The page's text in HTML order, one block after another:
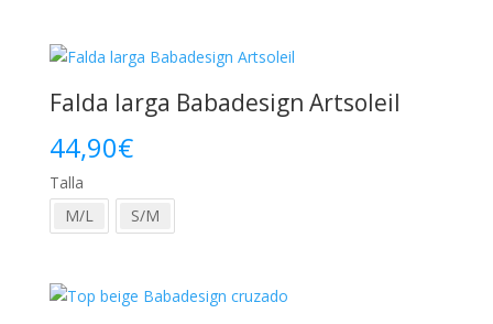
39,90€.
29,90€.
Falda larga Babadesign Artsoleil
44,90€
Talla
M/L
S/M